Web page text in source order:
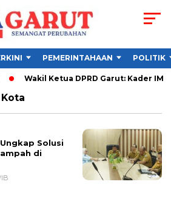
PEMERINTAHAAN POLITIK
Wakil Ketua DPRD Garut: Kader
Solusi
di